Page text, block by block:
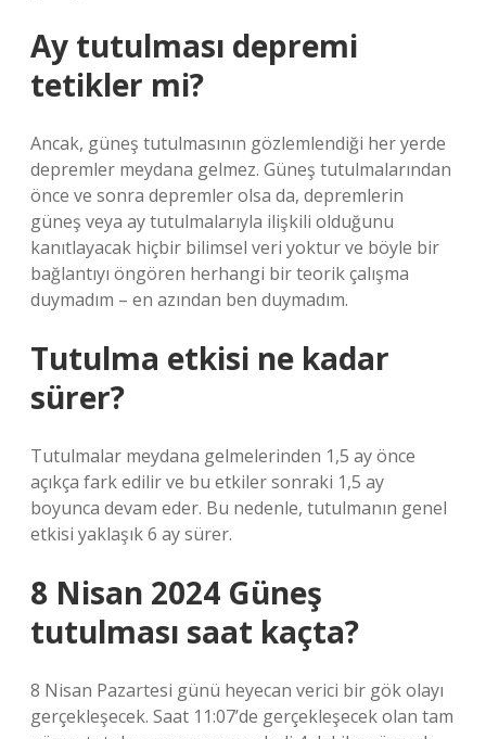
Ay tutulması depremi
tetikler mi?
Ancak, güneş tutulmasının gözlemlendiği her yerde
depremler meydana gelmez. Güneş tutulmalarından
önce ve sonra depremler olsa da, depremlerin
güneş veya ay tutulmalarıyla ilişkili olduğunu
kanıtlayacak hiçbir bilimsel veri yoktur ve böyle bir
bağlantıyı öngören herhangi bir teorik çalışma
duymadım – en azından ben duymadım.
Tutulma etkisi ne kadar
sürer?
Tutulmalar meydana gelmelerinden 1,5 ay önce
açıkça fark edilir ve bu etkiler sonraki 1,5 ay
boyunca devam eder. Bu nedenle, tutulmanın genel
etkisi yaklaşık 6 ay sürer.
8 Nisan 2024 Güneş
tutulması saat kaçta?
8 Nisan Pazartesi günü heyecan verici bir gök olayı
gerçekleşecek. Saat 11:07’de gerçekleşecek olan tam